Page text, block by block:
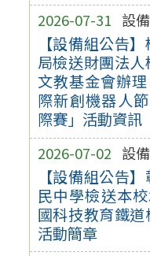
2026-07-31 設
【設備組公告
局檢送財團法
文教基金會辦
際新創機器人
際賽」活動資訊
2026-07-02 設
【設備組公告
民中學檢送本
國科技教育鐵道
活動簡章